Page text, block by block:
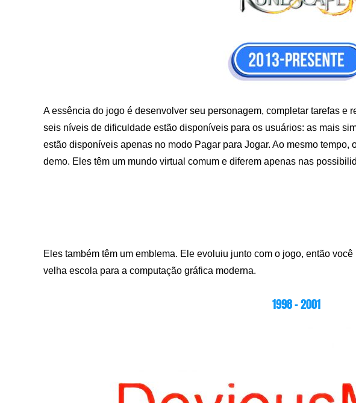
A essência do jogo é desenvolver seu personagem, completar tarefas e
seis níveis de dificuldade estão disponíveis para os usuários: as mais
estão disponíveis apenas no modo Pagar para Jogar. Ao mesmo tempo,
demo. Eles têm um mundo virtual comum e diferem apenas nas
Eles também têm um emblema. Ele evoluiu junto com o jogo, então
velha escola para a computação gráfica moderna.
1998 – 2001